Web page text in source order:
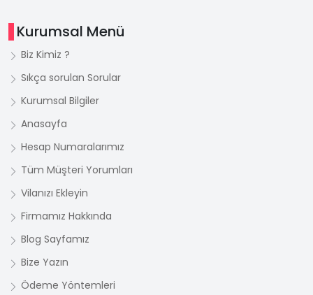
Kurumsal Menü
Biz Kimiz ?
Sıkça sorulan Sorular
Kurumsal Bilgiler
Anasayfa
Hesap Numaralarımız
Tüm Müşteri Yorumları
Vilanızı Ekleyin
Firmamız Hakkında
Blog Sayfamız
Bize Yazın
Ödeme Yöntemleri